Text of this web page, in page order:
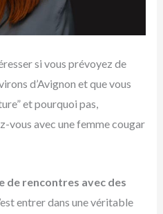
si vous prévoyez de
d’Avignon et que vous
et pourquoi pas,
vous avec une femme cougar
de rencontres avec des
entrer dans une véritable